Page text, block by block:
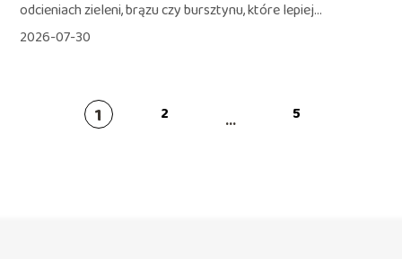
odcieniach zieleni, brązu czy bursztynu, które lepiej...
2026-07-30
1 2 ... 5